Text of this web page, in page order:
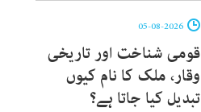
قومی شناخت اور تاریخی
وقار، ملک کا نام کیوں
تبدیل کیا جاتا ہے؟